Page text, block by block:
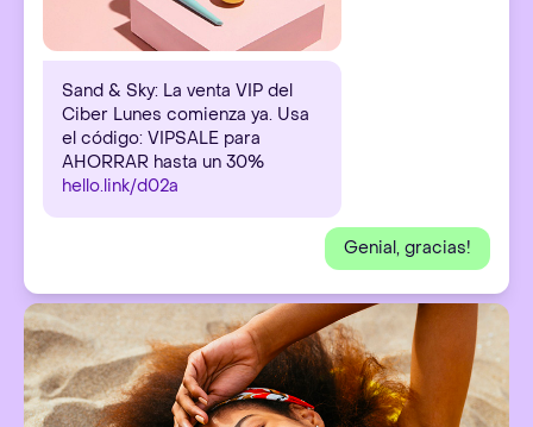
Sand & Sky: La venta VIP del
Ciber Lunes comienza ya. Usa
el código: VIPSALE para
AHORRAR hasta un 30%
hello.link/d02a
Genial, gracias!